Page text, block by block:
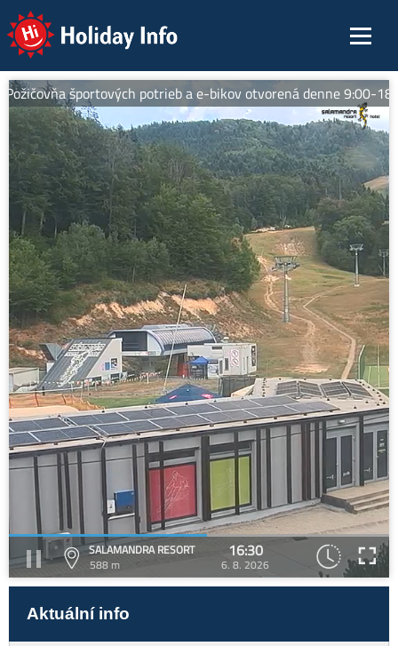
Holiday Info
športových potrieb a e-bikov otvorená denne 9:00-
SALAMANDRA RESORT
588 m
16:30
6. 8. 2026
Aktuální info